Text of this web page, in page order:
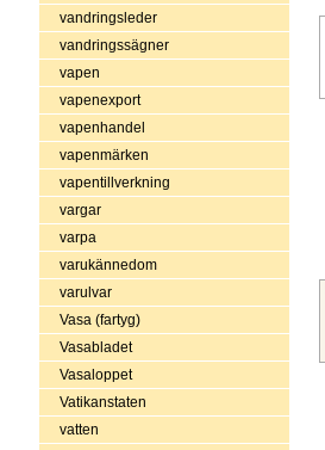
vandringsleder
vandringssägner
vapen
vapenexport
vapenhandel
vapenmärken
vapentillverkning
vargar
varpa
varukännedom
varulvar
Vasa (fartyg)
Vasabladet
Vasaloppet
Vatikanstaten
vatten